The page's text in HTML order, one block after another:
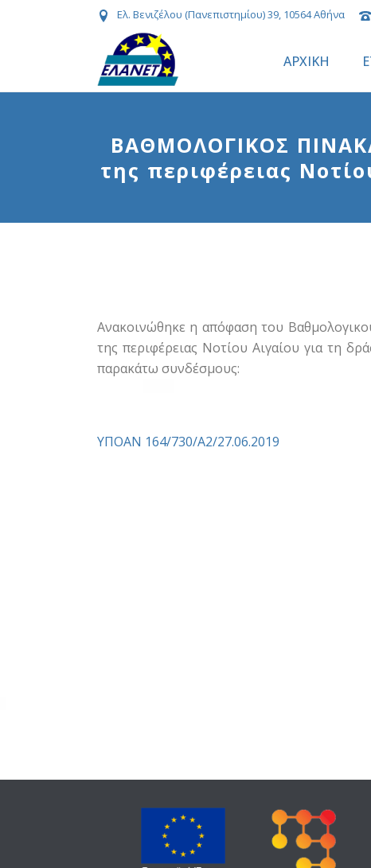
Ελ. Βενιζέλου (Πανεπιστημίου) 39, 10564 Αθήνα
ΑΡΧΙΚΗ
ΒΑΘΜΟΛΟΓΙΚΟΣ
της περιφέρειας
Ανακοινώθηκε η απόφαση του
της περιφέρειας Νοτίου Αιγαίου για τη
παρακάτω συνδέσμους:
ΥΠΟΑΝ 164/730/Α2/27.06.2019